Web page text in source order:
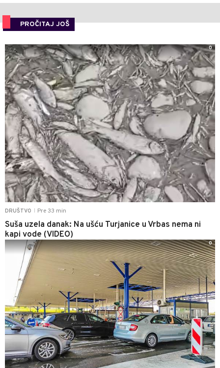
PROČITAJ JOŠ
DRUŠTVO Pre 33 min
Suša uzela danak: Na ušću Turjanice u Vrbas nema ni
kapi vode (VIDEO)
0
0